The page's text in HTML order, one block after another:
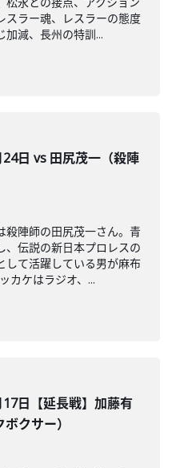
スラー魂、レスラーの態度
加減、長州の特訓...
日 vs 田尻茂一（殺陣
殺陣師の田尻茂一さん。青
、伝説の新日本プロレスの
して活躍している男が麻布
カケはラジオ、...
日【延長戦】加藤有
クサー）